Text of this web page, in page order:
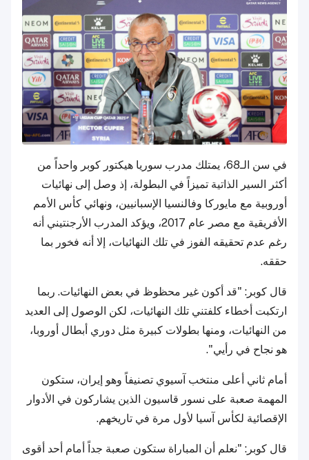
في سن الـ68، يمتلك مدرب سوريا هيكتور كوبر واحداً من
أكثر السير الذاتية تميزاً في البطولة، إذ وصل إلى نهائيات
أوروبية مع مايوركا وفالنسيا الإسبانيين، ونهائي كأس الأمم
الأفريقية مع مصر عام 2017، ويؤكد المدرب الأرجنتيني أنه
رغم عدم تحقيقه الفوز في تلك النهائيات، إلا أنه فخور بما
حققه.
قال كوبر: "قد أكون غير محظوظ في بعض النهائيات. ربما
ارتكبت أخطاء كلفتني تلك النهائيات، لكن الوصول إلى العديد
من النهائيات، ومنها بطولات كبيرة مثل دوري أبطال أوروبا،
هو نجاح في رأيي".
أمام ثاني أعلى منتخب آسيوي تصنيفاً وهو إيران، ستكون
المهمة صعبة على نسور قاسيون الذين يشاركون في الأدوار
الإقصائية لكأس آسيا لأول مرة في تاريخهم.
قال كوبر: "نعلم أن المباراة ستكون صعبة جداً أمام أحد أقوى